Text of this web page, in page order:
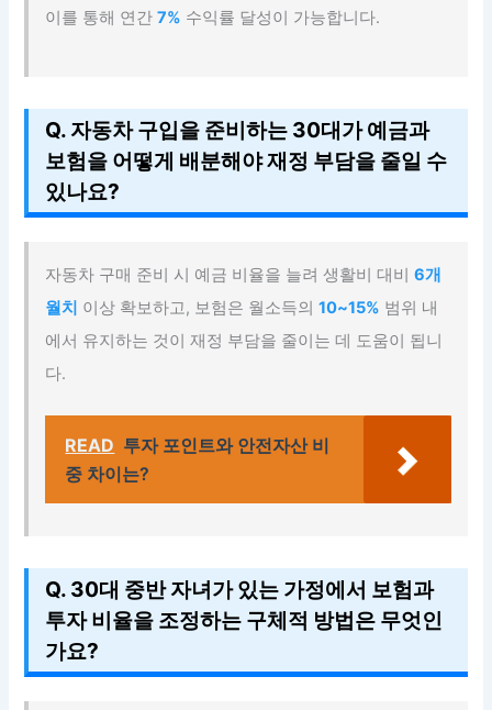
이를 통해 연간7% 수익률 달성이 가능합니다.
Q. 자동차 구입을 준비하는 30대가 예금과
보험을 어떻게 배분해야 재정 부담을 줄일 수
있나요?
자동차 구매 준비 시 예금 비율을 늘려 생활비 대비6개
월치 이상 확보하고, 보험은 월소득의10~15% 범위 내
에서 유지하는 것이 재정 부담을 줄이는 데 도움이 됩니
다.
READ 투자 포인트와 안전자산 비
중 차이는?
Q. 30대 중반 자녀가 있는 가정에서 보험과
투자 비율을 조정하는 구체적 방법은 무엇인
가요?